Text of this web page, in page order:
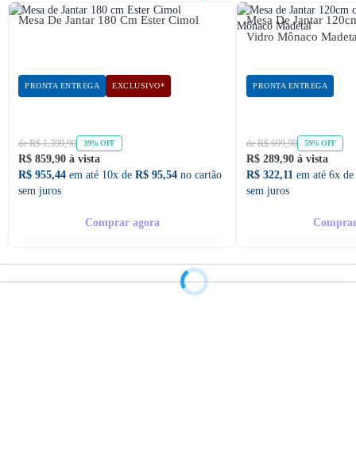
Mesa De Jantar 180 Cm Ester Cimol
PRONTA ENTREGA EXCLUSIVO*
de R$ 1.399,90 39% OFF
R$ 859,90 à vista
R$ 955,44 em até 10x de R$ 95,54 no cartão
sem juros
Comprar agora
Mesa De Jantar
Vidro Mônaco
PRONTA ENTREGA
de R$ 699,90 59% OFF
R$ 289,90 à vista
R$ 322,11 em até 6x de
sem juros